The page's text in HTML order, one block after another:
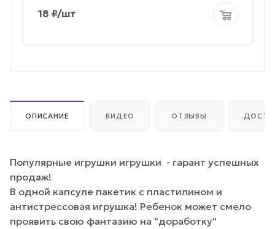
18 ₽/шт
ОПИСАНИЕ ВИДЕО ОТЗЫВЫ
Популярные игрушки игрушки - гарант успешных
продаж!
В одной капсуле пакетик с пластилином и
антистрессовая игрушка! Ребенок может смело
проявить свою фантазию на "доработку"